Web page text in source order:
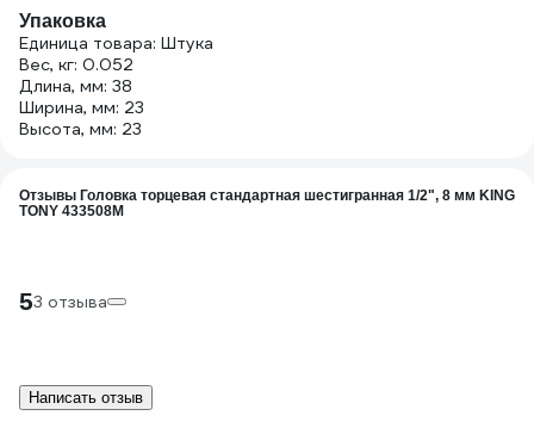
Упаковка
Единица товара: Штука
Вес, кг: 0.052
Длина, мм: 38
Ширина, мм: 23
Высота, мм: 23
Отзывы Головка торцевая стандартная шестигранная 1/2", 8 мм KING
TONY 433508M
53 отзыва
Написать отзыв